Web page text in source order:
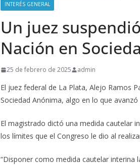
INTERÉS GENERAL
Un juez
Nación en
25 de febrero de 2025 admin
El juez federal de La Plata, Alejo Ramos
Sociedad Anónima, algo en lo que
El magistrado dictó una medida cautelar
los límites que el Congreso le dio al
“Disponer como medida cautelar interina